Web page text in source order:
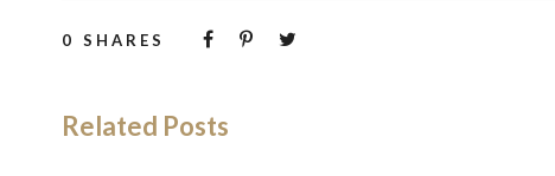
0 SHARES
Related Posts